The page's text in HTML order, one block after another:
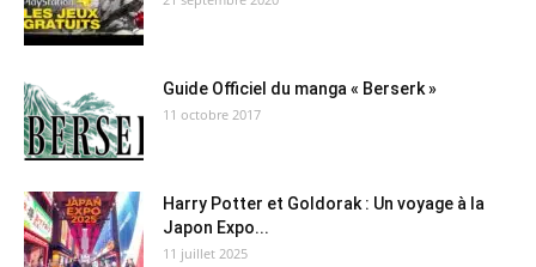
Guide Officiel du manga « Berserk »
11 octobre 2017
Harry Potter et Goldorak : Un voyage à la
Japon Expo...
11 juillet 2025